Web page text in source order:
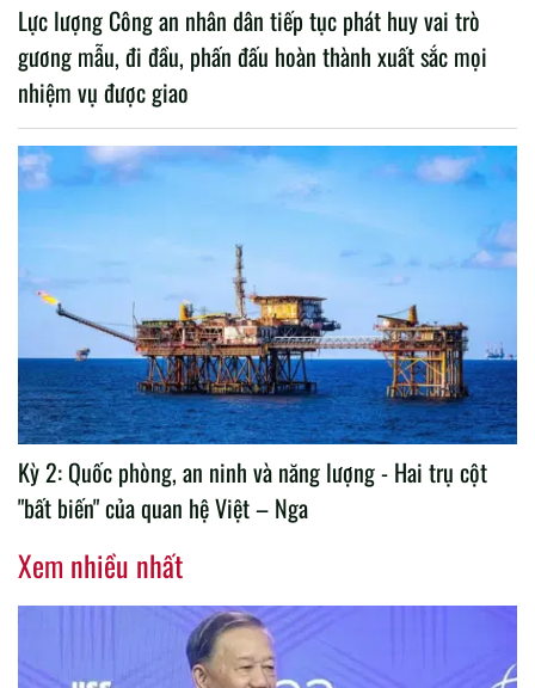
Lực lượng Công an nhân dân tiếp tục phát huy vai trò
gương mẫu, đi đầu, phấn đấu hoàn thành xuất sắc mọi
nhiệm vụ được giao
Kỳ 2: Quốc phòng, an ninh và năng lượng - Hai trụ cột
"bất biến" của quan hệ Việt – Nga
Xem nhiều nhất